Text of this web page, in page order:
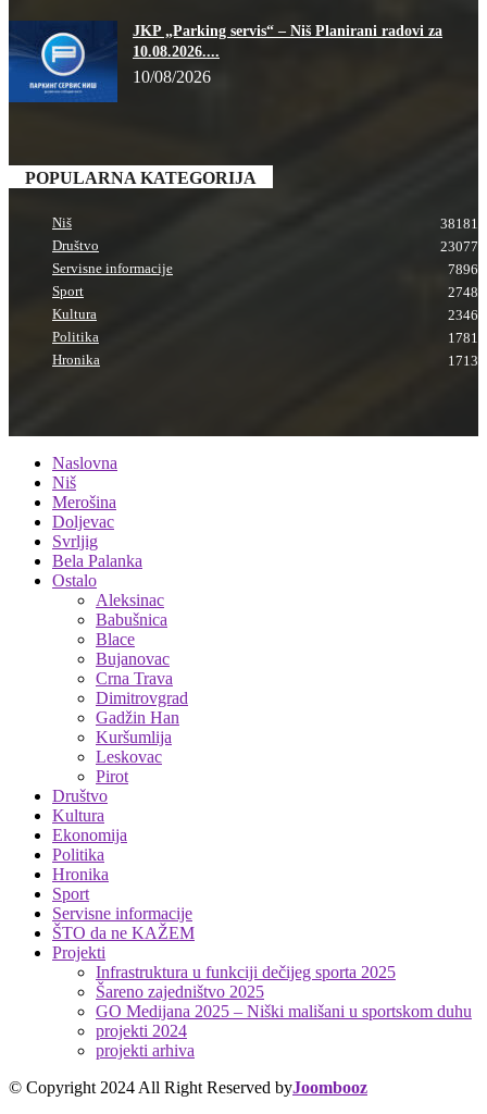
JKP „Parking servis“ – Niš Planirani radovi za
10.08.2026....
10/08/2026
POPULARNA KATEGORIJA
Niš
38181
Društvo
23077
Servisne informacije
7896
Sport
2748
Kultura
2346
Politika
1781
Hronika
1713
Naslovna
Niš
Merošina
Doljevac
Svrljig
Bela Palanka
Ostalo
Aleksinac
Babušnica
Blace
Bujanovac
Crna Trava
Dimitrovgrad
Gadžin Han
Kuršumlija
Leskovac
Pirot
Društvo
Kultura
Ekonomija
Politika
Hronika
Sport
Servisne informacije
ŠTO da ne KAŽEM
Projekti
Infrastruktura u funkciji dečijeg sporta 2025
Šareno zajedništvo 2025
GO Medijana 2025 – Niški mališani u sportskom duhu
projekti 2024
projekti arhiva
© Copyright 2024 All Right Reserved byJoombooz